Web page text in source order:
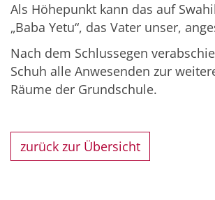
Als Höhepunkt kann das auf
„Baba Yetu“, das Vater unser,
Nach dem Schlussegen
Schuh alle Anwesenden zur
Räume der Grundschule.
zurück zur Übersicht